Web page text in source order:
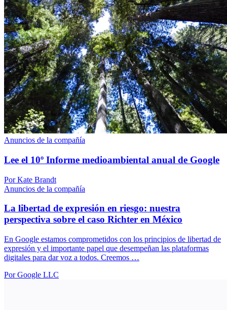
Anuncios de la compañía
Lee el 10º Informe medioambiental anual de Google
Por Kate Brandt
Anuncios de la compañía
La libertad de expresión en riesgo: nuestra
perspectiva sobre el caso Richter en México
En Google estamos comprometidos con los principios de libertad de
expresión y el importante papel que desempeñan las plataformas
digitales para dar voz a todos. Creemos …
Por Google LLC